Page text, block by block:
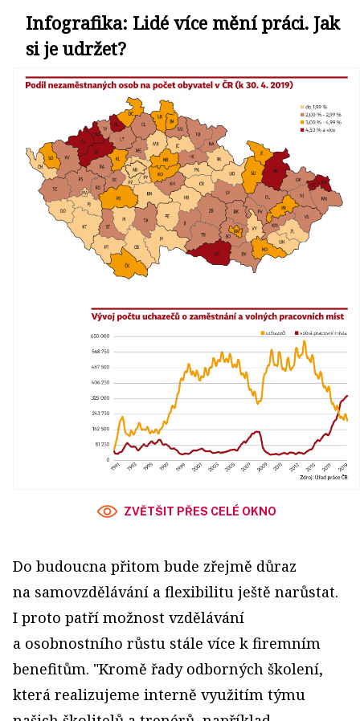
Infografika: Lidé více mění práci. Jak
si je udržet?
ZVĚTŠIT PŘES CELÉ OKNO
Do budoucna přitom bude zřejmě důraz
na samovzdělávání a flexibilitu ještě narůstat.
I proto patří možnost vzdělávání
a osobnostního růstu stále více k firemním
benefitům. "Kromě řady odborných školení,
která realizujeme interně využitím týmu